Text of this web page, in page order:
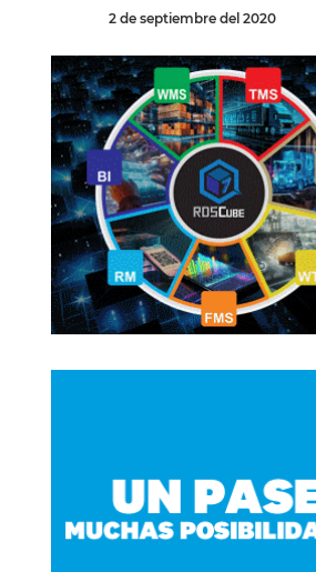
2 de septiembre del 2020